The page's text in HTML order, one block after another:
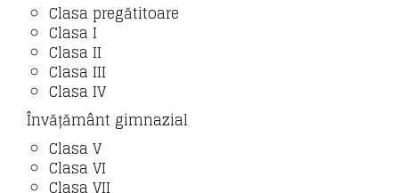
Clasa pregătitoare
Clasa I
Clasa II
Clasa III
Clasa IV
Învățământ gimnazial
Clasa V
Clasa VI
Clasa VII